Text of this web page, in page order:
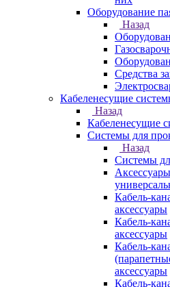
Оборудование
Назад
Средства
Кабеленесущие
Назад
Кабеленесущие
Системы для
Назад
Системы
Кабель-
аксессуары
Кабель-
аксессуары
Кабель-
аксессуары
Кабель-